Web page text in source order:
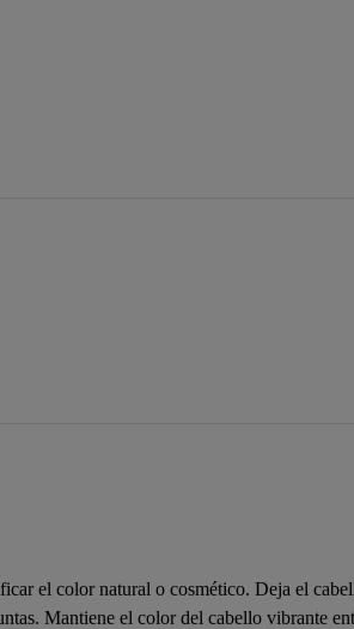
el color natural o cosmético. Deja el
Mantiene el color del cabello vibrante